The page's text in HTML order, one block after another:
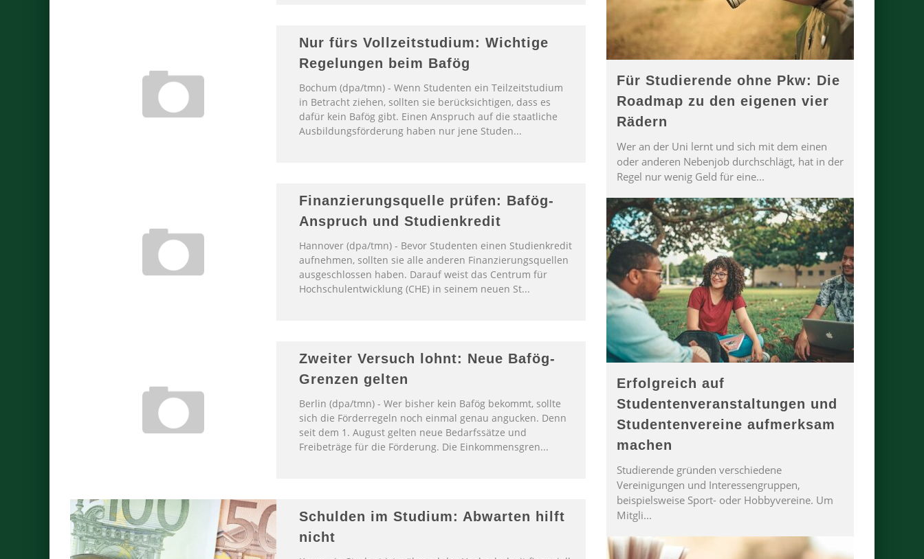
Nur fürs Vollzeitstudium: Wichtige
Regelungen beim Bafög
Bochum (dpa/tmn) - Wenn Studenten ein Teilzeitstudium
in Betracht ziehen, sollten sie berücksichtigen, dass es
dafür kein Bafög gibt. Einen Anspruch auf die staatliche
Ausbildungsförderung haben nur jene Studen...
Finanzierungsquelle prüfen: Bafög-
Anspruch und Studienkredit
Hannover (dpa/tmn) - Bevor Studenten einen Studienkredit
aufnehmen, sollten sie alle anderen Finanzierungsquellen
ausgeschlossen haben. Darauf weist das Centrum für
Hochschulentwicklung (CHE) in seinem neuen St...
Zweiter Versuch lohnt: Neue Bafög-
Grenzen gelten
Berlin (dpa/tmn) - Wer bisher kein Bafög bekommt, sollte
sich die Förderregeln noch einmal genau angucken. Denn
seit dem 1. August gelten neue Bedarfssätze und
Freibeträge für die Förderung. Die Einkommensgren...
Schulden im Studium: Abwarten hilft
nicht
Für Studierende ohne Pkw: Die
Roadmap zu den eigenen vier
Rädern
Wer an der Uni lernt und sich mit dem einen
oder anderen Nebenjob durchschlägt, hat in der
Regel nur wenig Geld für eine...
Erfolgreich auf
Studentenveranstaltungen und
Studentenvereine aufmerksam
machen
Studierende gründen verschiedene
Vereinigungen und Interessengruppen,
beispielsweise Sport- oder Hobbyvereine. Um
Mitgli...